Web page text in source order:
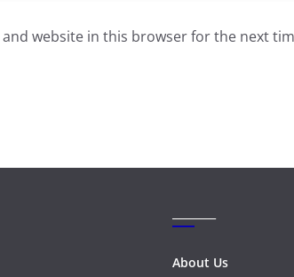
and website in this browser for the next
About Us